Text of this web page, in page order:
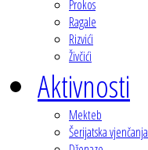
Prokos
Ragale
Rizvići
Živčići
Aktivnosti
Mekteb
Šerijatska vjenčanja